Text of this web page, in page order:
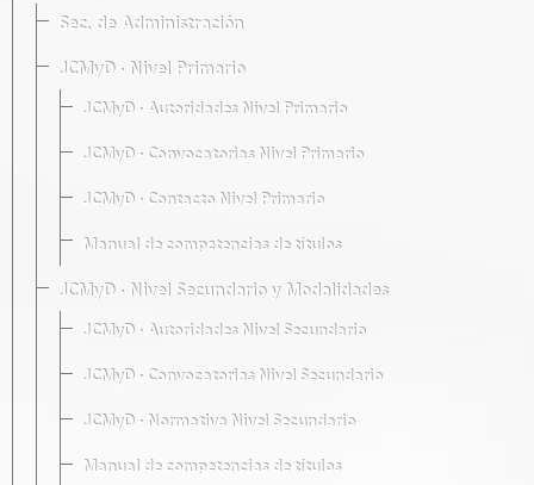
Sec. de Administración
JCMyD · Nivel Primario
JCMyD · Autoridades Nivel Primario
JCMyD · Convocatorias Nivel Primario
JCMyD · Contacto Nivel Primario
Manual de competencias de títulos
JCMyD · Nivel Secundario y Modalidades
JCMyD · Autoridades Nivel Secundario
JCMyD · Convocatorias Nivel Secundario
JCMyD · Normativa Nivel Secundario
Manual de competencias de títulos